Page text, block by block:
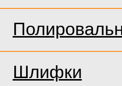
Шлифки